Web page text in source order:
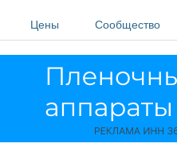
Цены Сообщество